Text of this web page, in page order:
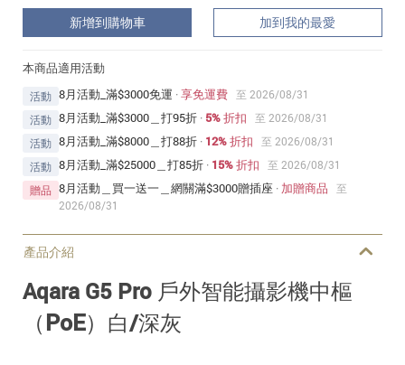
新增到購物車 加到我的最愛
本商品適用活動
活動 8月活動_滿$3000免運 ·享免運費
至 2026/08/31
活動 8月活動_滿$3000＿打95折 · 5% 折扣
至 2026/08/31
活動 8月活動_滿$8000＿打88折 · 12% 折扣
至 2026/08/31
活動 8月活動_滿$25000＿打85折 · 15% 折扣
至 2026/08/31
贈品 8月活動＿買一送一＿網關滿$3000贈插座 · 加贈商品
至
2026/08/31
產品介紹
Aqara G5 Pro 戶外智能攝影機中樞
（PoE） 白/深灰